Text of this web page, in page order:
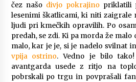
Kako izbrati popoln
3 months ago
Delovanje DPF filtra
4 months ago
čez našo divjo pokrajino priklatili
lesenimi škatlicami, ki niti zaigrale
ljudi pri kmečkih opravilih. Po
predah, se zdi. Ki pa morda že
malo, kar je je, si je nadelo svilnat
vpija ostrino. Vedno je bilo
avantgarda usede z ritjo na
pobrskali po trgu in povprašali